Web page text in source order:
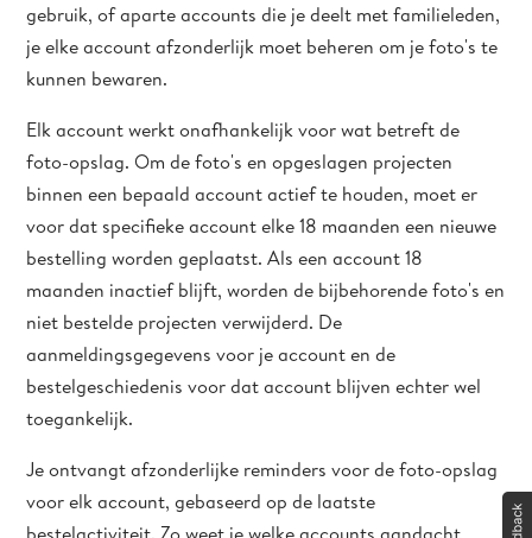
gebruik, of aparte accounts die je deelt met familieleden,
je elke account afzonderlijk moet beheren om je foto's te
kunnen bewaren.
Elk account werkt onafhankelijk voor wat betreft de
foto-opslag. Om de foto's en opgeslagen projecten
binnen een bepaald account actief te houden, moet er
voor dat specifieke account elke 18 maanden een nieuwe
bestelling worden geplaatst. Als een account 18
maanden inactief blijft, worden de bijbehorende foto's en
niet bestelde projecten verwijderd. De
aanmeldingsgegevens voor je account en de
bestelgeschiedenis voor dat account blijven echter wel
toegankelijk.
Je ontvangt afzonderlijke reminders voor de foto-opslag
voor elk account, gebaseerd op de laatste